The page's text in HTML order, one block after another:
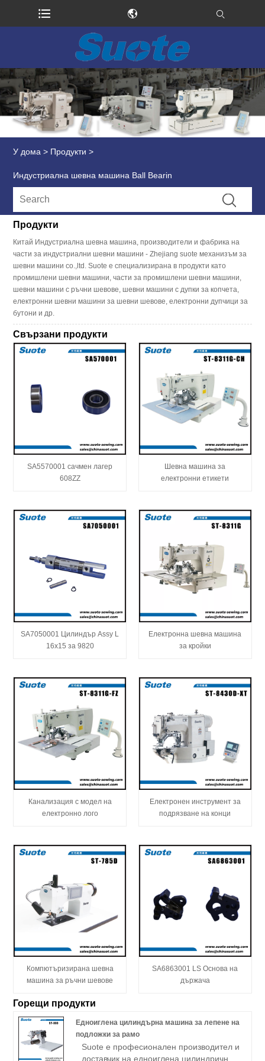
У дома > Продукти >
Индустриална шевна машина Ball Bearin
Продукти
Китай Индустриална шевна машина, производители и фабрика на
части за индустриални шевни машини - Zhejiang suote механизъм за
шевни машини co.,ltd. Suote е специализирана в продукти като
промишлени шевни машини, части за промишлени шевни машини,
шевни машини с ръчни шевове, шевни машини с дупки за копчета,
електронни шевни машини за шевни шевове, електронни дупчици за
бутони и др.
Свързани продукти
SA5570001 сачмен лагер
608ZZ
Шевна машина за
електронни етикети
SA7050001 Цилиндър Assy L
16x15 за 9820
Електронна шевна машина
за кройки
Канализация с модел на
електронно лого
Електронен инструмент за
подрязване на конци
Компютъризирана шевна
машина за ръчни шевове
SA6863001 LS Основа на
държача
Горещи продукти
Едноиглена цилиндърна машина за лепене на
подложки за рамо
Suote е професионален производител и
доставчик на едноиглена цилиндрична